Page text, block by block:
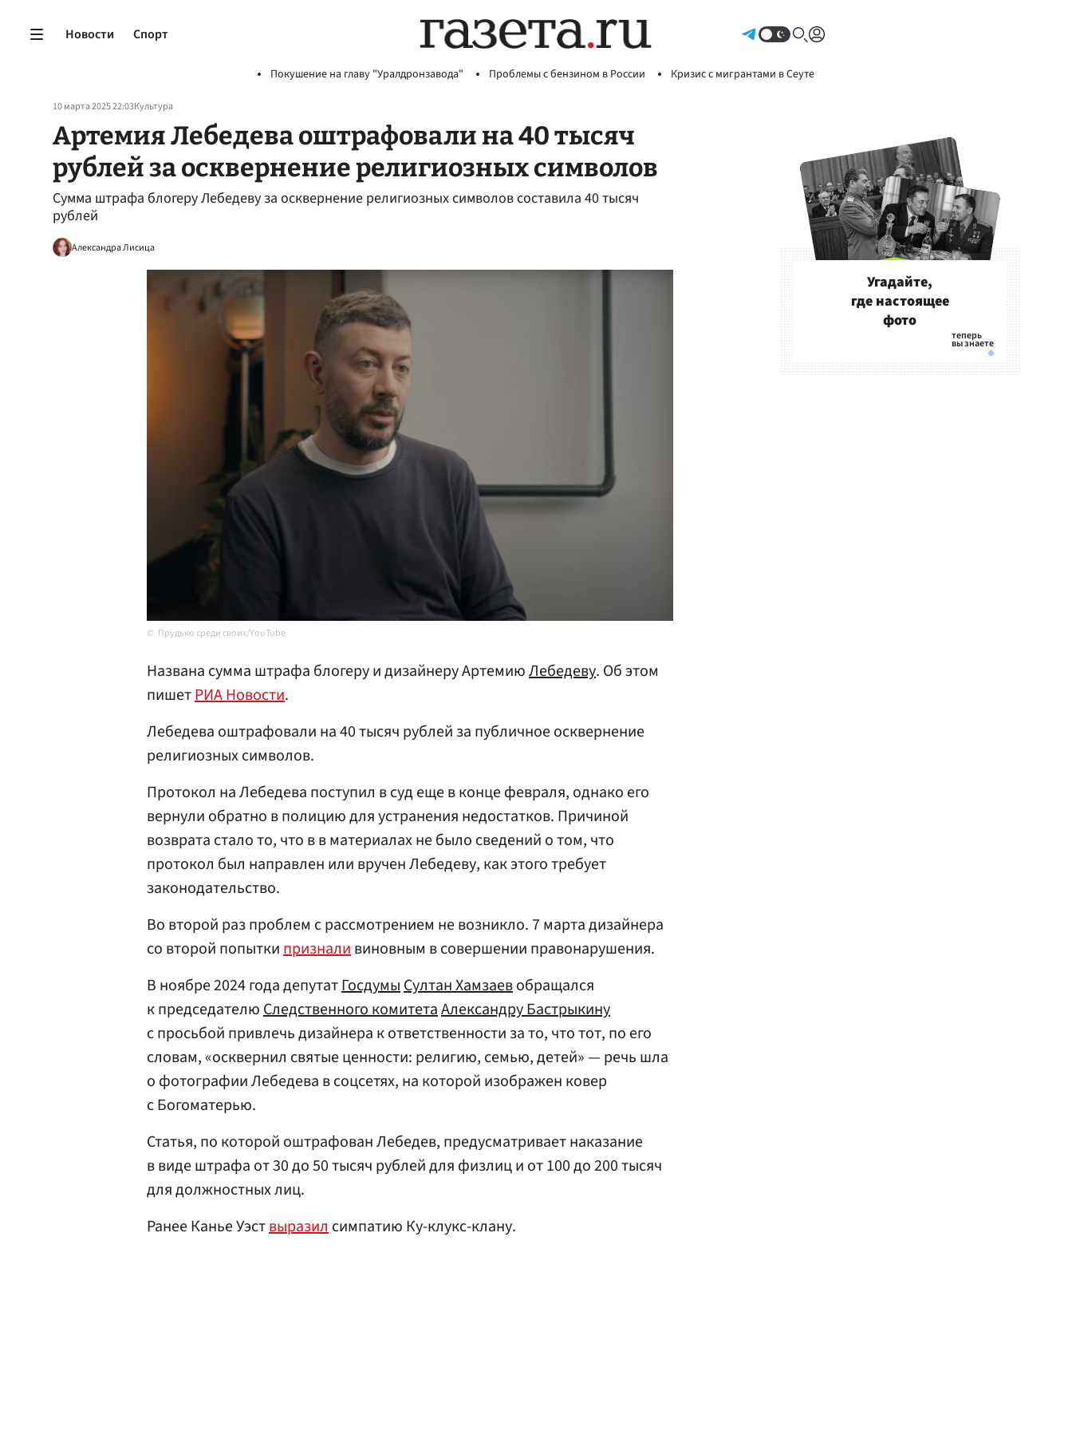
Новости Спорт
Покушение на главу "Уралдронзавода" Проблемы с бензином в России Кризис с мигрантами в Сеуте
10 марта 2025 22:03Культура
Артемия Лебедева оштрафовали на 40 тысяч
рублей за осквернение религиозных символов
Сумма штрафа блогеру Лебедеву за осквернение религиозных символов составила 40 тысяч
рублей
Александра Лисица
Прудько среди своих/YouTube
Названа сумма штрафа блогеру и дизайнеру АртемиюЛебедеву. Об этом
пишетРИА Новости.
Лебедева оштрафовали на 40 тысяч рублей за публичное осквернение
религиозных символов.
Протокол на Лебедева поступил в суд еще в конце февраля, однако его
вернули обратно в полицию для устранения недостатков. Причиной
возврата стало то, что в в материалах не было сведений о том, что
протокол был направлен или вручен Лебедеву, как этого требует
законодательство.
Во второй раз проблем с рассмотрением не возникло. 7 марта дизайнера
со второй попыткипризналивиновным в совершении правонарушения.
В ноябре 2024 года депутатГосдумыСултан Хамзаевобращался
к председателюСледственного комитетаАлександру Бастрыкину
с просьбой привлечь дизайнера к ответственности за то, что тот, по его
словам, «осквернил святые ценности: религию, семью, детей» — речь шла
о фотографии Лебедева в соцсетях, на которой изображен ковер
с Богоматерью.
Статья, по которой оштрафован Лебедев, предусматривает наказание
в виде штрафа от 30 до 50 тысяч рублей для физлиц и от 100 до 200 тысяч
для должностных лиц.
Ранее Канье Уэствыразилсимпатию Ку-клукс-клану.
Угадайте,
где настоящее
фото